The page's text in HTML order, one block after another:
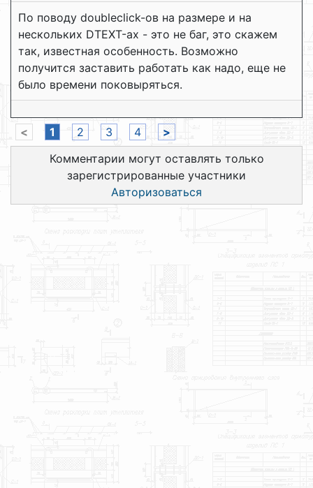
По поводу doubleclick-ов на размере и на
нескольких DTEXT-ах - это не баг, это скажем
так, известная особенность. Возможно
получится заставить работать как надо, еще не
было времени поковыряться.
< 1 2 3 4
>
Комментарии могут оставлять только
зарегистрированные участники
Авторизоваться